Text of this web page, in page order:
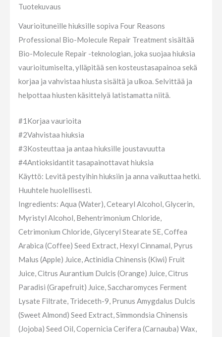
Tuotekuvaus
Vaurioituneille hiuksille sopiva Four Reasons
Professional Bio-Molecule Repair Treatment sisältää
Bio-Molecule Repair -teknologian, joka suojaa hiuksia
vaurioitumiselta, ylläpitää sen kosteustasapainoa sekä
korjaa ja vahvistaa hiusta sisältä ja ulkoa. Selvittää ja
helpottaa hiusten käsittelyä latistamatta niitä.
#1 Korjaa vaurioita
#2Vahvistaa hiuksia
#3Kosteuttaa ja antaa hiuksille joustavuutta
#4Antioksidantit tasapainottavat hiuksia
Käyttö: Levitä pestyihin hiuksiin ja anna vaikuttaa hetki.
Huuhtele huolellisesti.
Ingredients: Aqua (Water), Cetearyl Alcohol, Glycerin,
Myristyl Alcohol, Behentrimonium Chloride,
Cetrimonium Chloride, Glyceryl Stearate SE, Coffea
Arabica (Coffee) Seed Extract, Hexyl Cinnamal, Pyrus
Malus (Apple) Juice, Actinidia Chinensis (Kiwi) Fruit
Juice, Citrus Aurantium Dulcis (Orange) Juice, Citrus
Paradisi (Grapefruit) Juice, Saccharomyces Ferment
Lysate Filtrate, Trideceth-9, Prunus Amygdalus Dulcis
(Sweet Almond) Seed Extract, Simmondsia Chinensis
(Jojoba) Seed Oil, Copernicia Cerifera (Carnauba) Wax,